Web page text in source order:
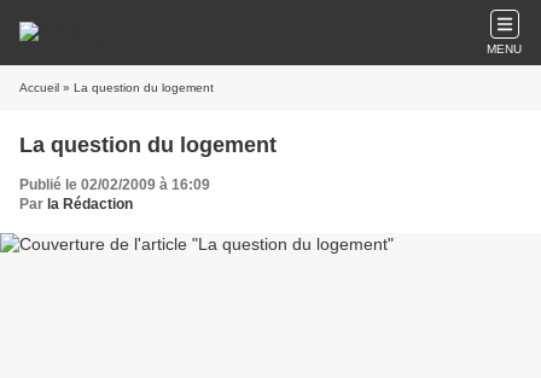
MENU
Accueil » La question du logement
La question du logement
Publié le 02/02/2009 à 16:09
Par la Rédaction